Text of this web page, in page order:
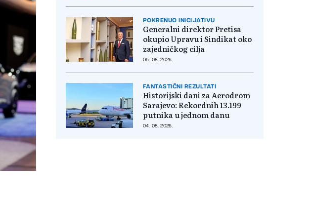
POKRENUO INICIJATIVU
Generalni direktor Pretisa
okupio Upravu i Sindikat oko
zajedničkog cilja
05. 08. 2026.
FANTASTIČNI REZULTATI
Historijski dani za Aerodrom
Sarajevo: Rekordnih 13.199
putnika u jednom danu
04. 08. 2026.